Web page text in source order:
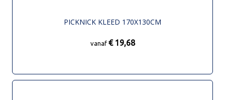
PICKNICK KLEED 170X130CM
vanaf € 19,68